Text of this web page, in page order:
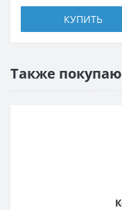
КУПИТЬ
Также